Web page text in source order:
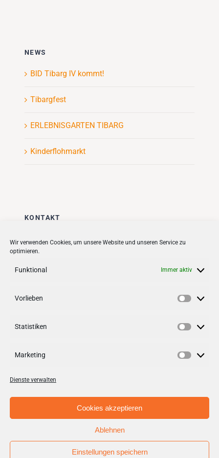
Wir verwenden Cookies, um unsere Website und unseren Service zu
optimieren.
Funktional Immer aktiv
Vorlieben
Statistiken
Marketing
Dienste verwalten
Cookies akzeptieren
Ablehnen
Einstellungen speichern
NEWS
BID Tibarg IV kommt!
Tibargfest
ERLEBNISGARTEN TIBARG
Kinderflohmarkt
KONTAKT
Stadt + Handel City- und
Quartiersmanagement
Follow us on
© Copyright 2012 - 2026 | Stadt + Handel City- und
Standortmanagement BID GmbH / Aufgabenträger BID